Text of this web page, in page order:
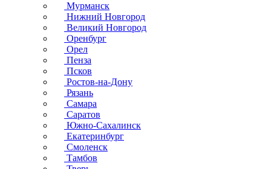
Мурманск
Нижний Новгород
Великий Новгород
Оренбург
Орел
Пенза
Псков
Ростов-на-Дону
Рязань
Самара
Саратов
Южно-Сахалинск
Екатеринбург
Смоленск
Тамбов